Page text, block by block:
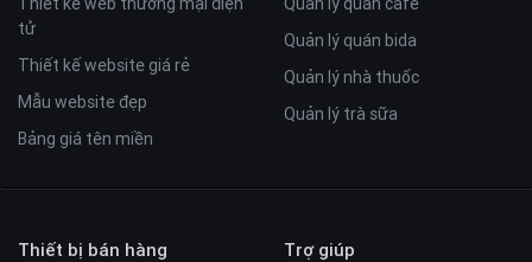
tử
Thiết kế website giá rẻ
Mẫu website đẹp
Bảng giá tên miền
Quản lý quán bida
Quản lý nhà thuốc
Quản lý trà sữa
Thiết bị bán hàng Trợ giúp